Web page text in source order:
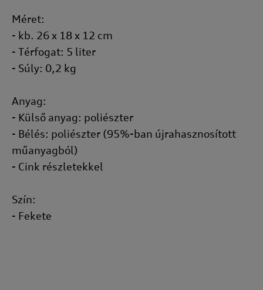
Méret:
- kb. 26 x 18 x 12 cm
- Térfogat: 5 liter
- Súly: 0,2 kg
Anyag:
- Külső anyag: poliészter
- Bélés: poliészter (95%-ban újrahasznosított
műanyagból)
- Cink részletekkel
Szín:
- Fekete